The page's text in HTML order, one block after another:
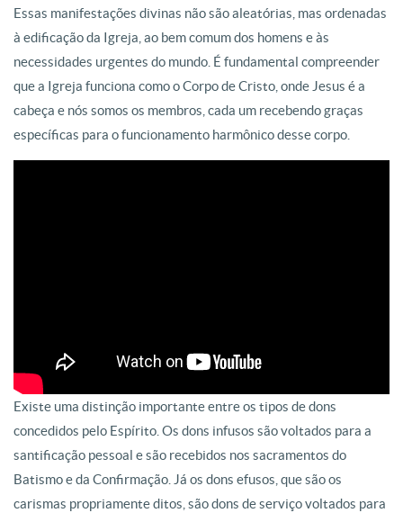
Essas manifestações divinas não são aleatórias, mas ordenadas
à edificação da Igreja, ao bem comum dos homens e às
necessidades urgentes do mundo. É fundamental compreender
que a Igreja funciona como o Corpo de Cristo, onde Jesus é a
cabeça e nós somos os membros, cada um recebendo graças
específicas para o funcionamento harmônico desse corpo.
Existe uma distinção importante entre os tipos de dons
concedidos pelo Espírito. Os dons infusos são voltados para a
santificação pessoal e são recebidos nos sacramentos do
Batismo e da Confirmação. Já os dons efusos, que são os
carismas propriamente ditos, são dons de serviço voltados para